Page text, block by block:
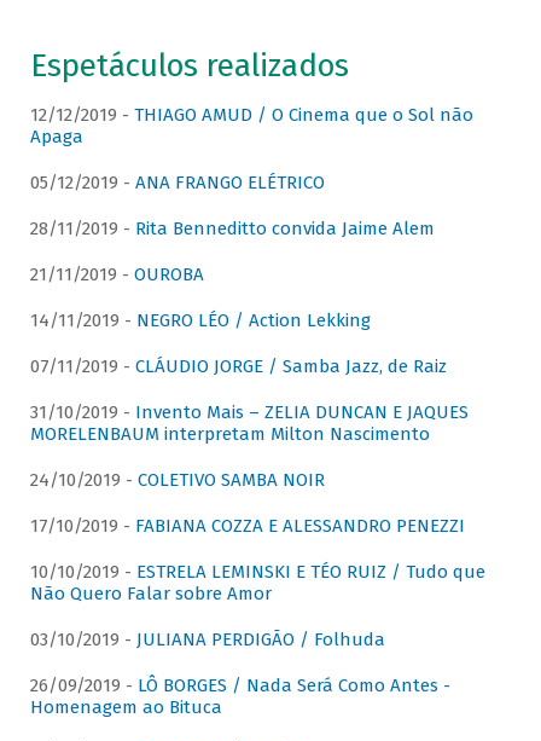
Espetáculos realizados
12/12/2019 - THIAGO AMUD / O Cinema que o Sol não
Apaga
05/12/2019 - ANA FRANGO ELÉTRICO
28/11/2019 - Rita Benneditto convida Jaime Alem
21/11/2019 - OUROBA
14/11/2019 - NEGRO LÉO / Action Lekking
07/11/2019 - CLÁUDIO JORGE / Samba Jazz, de Raiz
31/10/2019 - Invento Mais – ZELIA DUNCAN E JAQUES
MORELENBAUM interpretam Milton Nascimento
24/10/2019 - COLETIVO SAMBA NOIR
17/10/2019 - FABIANA COZZA E ALESSANDRO PENEZZI
10/10/2019 - ESTRELA LEMINSKI E TÉO RUIZ / Tudo que
Não Quero Falar sobre Amor
03/10/2019 - JULIANA PERDIGÃO / Folhuda
26/09/2019 - LÔ BORGES / Nada Será Como Antes -
Homenagem ao Bituca